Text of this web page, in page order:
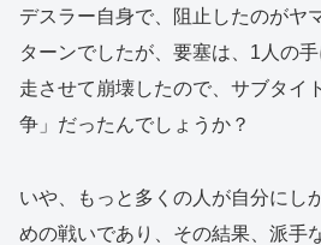
デスラー自身で、阻止したのがヤ
ターンでしたが、要塞は、1人の
走させて崩壊したので、サブタイ
争」だったんでしょうか？
いや、もっと多くの人が自分にし
めの戦いであり、その結果、派手